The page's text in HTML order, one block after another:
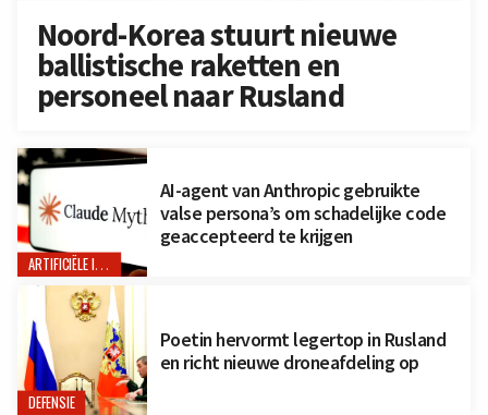
Noord-Korea stuurt nieuwe
ballistische raketten en
personeel naar Rusland
ARTIFICIËLE INTELLIGENTIE
AI-agent van Anthropic gebruikte
valse persona’s om schadelijke code
geaccepteerd te krijgen
DEFENSIE
Poetin hervormt legertop in Rusland
en richt nieuwe droneafdeling op